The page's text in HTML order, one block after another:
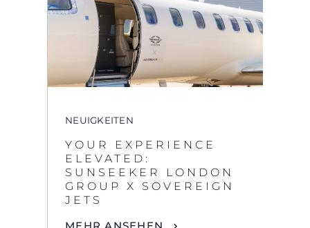
NEUIGKEITEN
YOUR EXPERIENCE
ELEVATED:
SUNSEEKER LONDON
GROUP X SOVEREIGN
MEHR ANSEHEN